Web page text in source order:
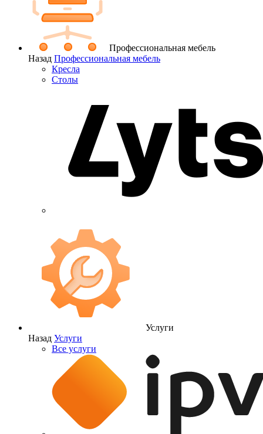
Профессиональная мебель
Назад Профессиональная мебель
Кресла
Столы
Услуги
Назад Услуги
Все услуги